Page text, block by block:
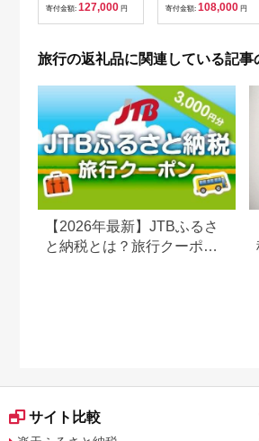
温泉 宿泊券 旅行 トラ
寄付金額: 127,000 円
／21-6／20・10／1-
寄付金額: 108,000 円
旅行の返礼品に関連している記事
【2026年最新】JTBふるさ
と納税とは？旅行クーポン
サイト比較